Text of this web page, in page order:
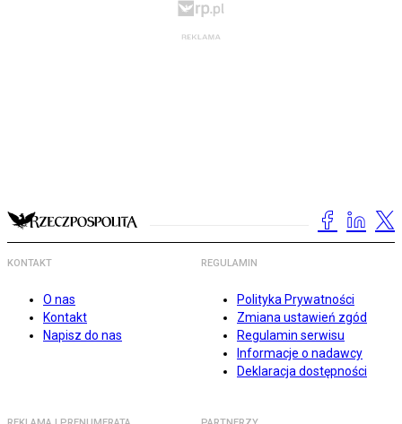
KONTAKT
O nas
Kontakt
Napisz do nas
REGULAMIN
Polityka Prywatności
Zmiana ustawień zgód
Regulamin serwisu
Informacje o nadawcy
Deklaracja dostępności